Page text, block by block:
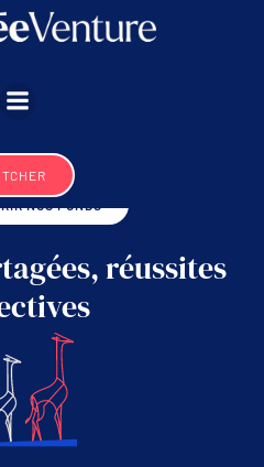
Aller
au
NOS FONDS
réussites